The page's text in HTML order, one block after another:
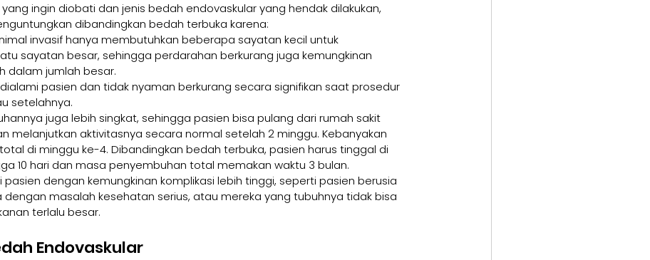
ingin diobati dan jenis bedah endovaskular yang hendak dilakukan,
dibandingkan bedah terbuka karena:
invasif hanya membutuhkan beberapa sayatan kecil untuk
sayatan besar, sehingga perdarahan berkurang juga kemungkinan
dalam jumlah besar.
pasien dan tidak nyaman berkurang secara signifikan saat prosedur
setelahnya.
juga lebih singkat, sehingga pasien bisa pulang dari rumah sakit
melanjutkan aktivitasnya secara normal setelah 2 minggu. Kebanyakan
di minggu ke-4. Dibandingkan bedah terbuka, pasien harus tinggal di
10 hari dan masa penyembuhan total memakan waktu 3 bulan.
pasien dengan kemungkinan komplikasi lebih tinggi, seperti pasien berusia
dengan masalah kesehatan serius, atau mereka yang tubuhnya tidak bisa
terlalu besar.
Endovaskular